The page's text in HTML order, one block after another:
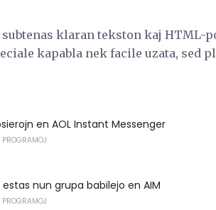
klaran tekston kaj HTML-
kapabla nek facile uzata, sed
en AOL Instant Messenger
nun grupa babilejo en AIM